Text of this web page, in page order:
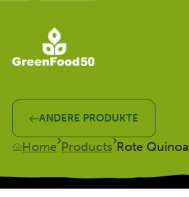
ANDERE PRODUKTE
Home Products Rote Quinoa